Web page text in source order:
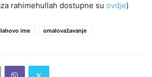
rahimehullah dostupne su ovdje)
ime omalovažavanje